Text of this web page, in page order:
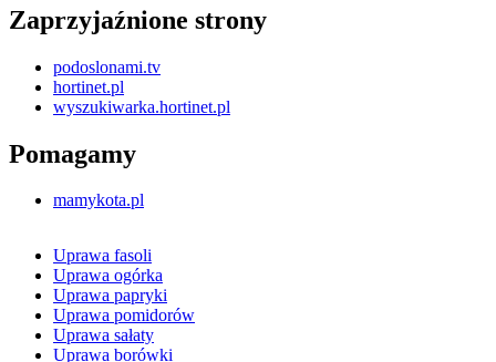
Zaprzyjaźnione strony
podoslonami.tv
hortinet.pl
wyszukiwarka.hortinet.pl
Pomagamy
mamykota.pl
Uprawa fasoli
Uprawa ogórka
Uprawa papryki
Uprawa pomidorów
Uprawa sałaty
Uprawa borówki